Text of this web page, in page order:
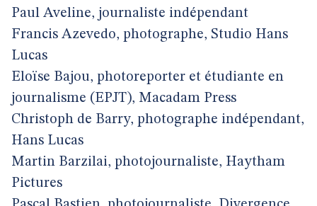
Paul Aveline, journaliste indépendant
Francis Azevedo, photographe, Studio Hans
Lucas
Eloïse Bajou, photoreporter et étudiante en
journalisme (EPJT), Macadam Press
Christoph de Barry, photographe indépendant,
Hans Lucas
Martin Barzilai, photojournaliste, Haytham
Pictures